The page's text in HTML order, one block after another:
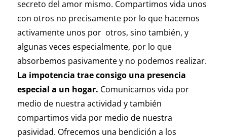
secreto del amor mismo. Compartimos vida unos
con otros no precisamente por lo que hacemos
activamente unos por otros, sino también, y
algunas veces especialmente, por lo que
absorbemos pasivamente y no podemos realizar.
La impotencia trae consigo una presencia
especial a un hogar. Comunicamos vida por
medio de nuestra actividad y también
compartimos vida por medio de nuestra
pasividad. Ofrecemos una bendición a los